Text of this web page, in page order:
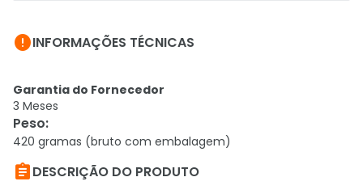
INFORMAÇÕES TÉCNICAS
Garantia do Fornecedor
3 Meses
Peso:
420 gramas (bruto com embalagem)
DESCRIÇÃO DO PRODUTO